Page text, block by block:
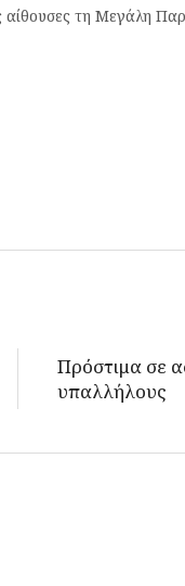
αίθουσες τη Μεγάλη
Πρόστιμα σε
υπαλλήλους